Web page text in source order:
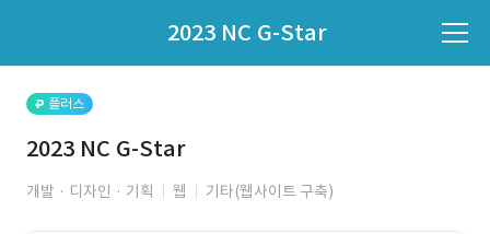
2023 NC G-Star
지원자 목록 바로가기
플러스
2023 NC G-Star
개발 · 디자인 · 기획 웹 기타(웹사이트 구축)